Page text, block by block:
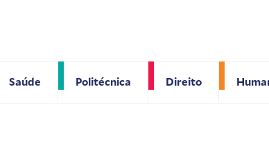
Saúde Politécnica Direito